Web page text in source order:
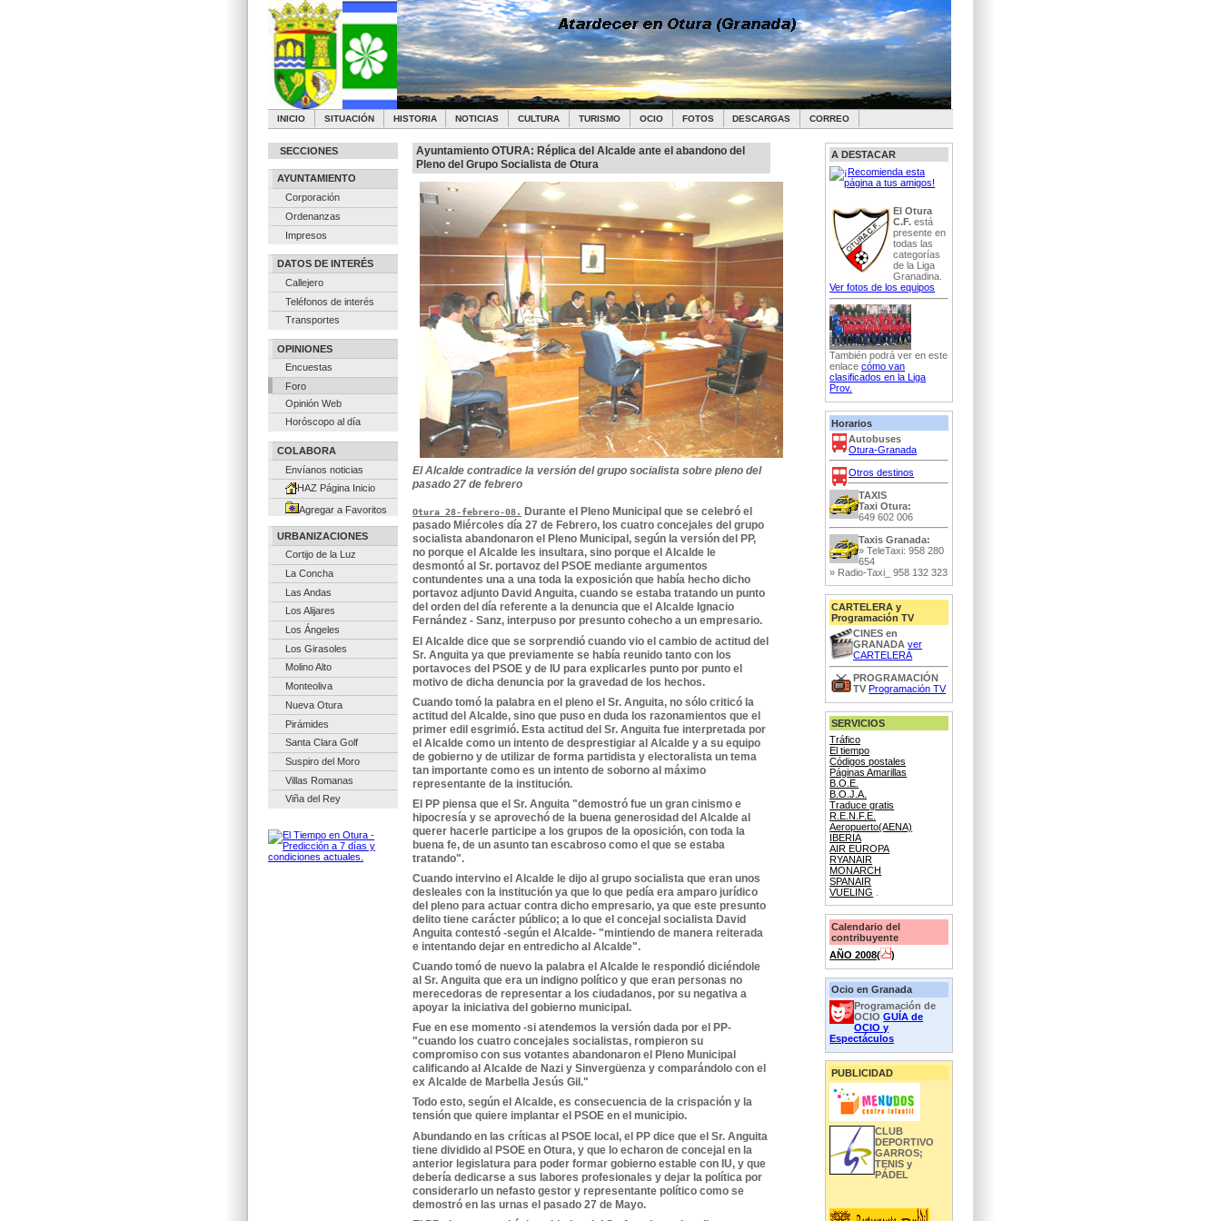
INICIO SITUACIÓN HISTORIA NOTICIAS CULTURA TURISMO OCIO FOTOS DESCARGAS CORREO
SECCIONES
AYUNTAMIENTO
Corporación
Ordenanzas
Impresos
DATOS DE INTERÉS
Callejero
Teléfonos de interés
Transportes
OPINIONES
Encuestas
Foro
Opinión Web
Horóscopo al día
COLABORA
Envíanos noticias
HAZ Página Inicio
Agregar a Favoritos
URBANIZACIONES
Cortijo de la Luz
La Concha
Las Andas
Los Alijares
Los Ángeles
Los Girasoles
Molino Alto
Monteoliva
Nueva Otura
Pirámides
Santa Clara Golf
Suspiro del Moro
Villas Romanas
Viña del Rey
A DESTACAR
El Otura
C.F. está
presente en
todas las
categorías
de la Liga
Granadina.
Ver fotos de los equipos
También podrá ver en este
enlacecómo van
clasificados en la Liga
Prov.
Horarios
Autobuses
Otura-Granada
Otros destinos
TAXIS
Taxi Otura:
649 602 006
Taxis Granada:
» TeleTaxi:958 280
654
» Radio-Taxi_958 132 323
CARTELERA y
Programación TV
CINES en
GRANADA ver
CARTELERA
PROGRAMACIÓN
TV Programación TV
SERVICIOS
Tráfico
El tiempo
Códigos postales
Páginas Amarillas
B.O.E.
B.O.J.A.
Traduce gratis
R.E.N.F.E.
Aeropuerto(AENA)
IBERIA
AIR EUROPA
RYANAIR
MONARCH
SPANAIR
VUELING
Calendario del
contribuyente
AÑO 2008(
)
Ocio en Granada
Programación de
OCIO GUÍA de
OCIO y
Espectáculos
PUBLICIDAD
CLUB
DEPORTIVO
GARROS;
TENIS y
PÁDEL
Ayuntamiento OTURA: Réplica del Alcalde ante el abandono del
Pleno del Grupo Socialista de Otura
El Alcalde contradice la versión del grupo socialista sobre pleno del
pasado 27 de febrero
Otura 28-febrero-08.
Durante el Pleno Municipal que se celebró el
pasado Miércoles día 27 de Febrero, los cuatro concejales del grupo
socialista abandonaron el Pleno Municipal, según la versión del PP,
no porque el Alcalde les insultara, sino porque el Alcalde le
desmontó al Sr. portavoz del PSOE mediante argumentos
contundentes una a una toda la exposición que había hecho dicho
portavoz adjunto David Anguita, cuando se estaba tratando un punto
del orden del día referente a la denuncia que el Alcalde Ignacio
Fernández - Sanz, interpuso por presunto cohecho a un empresario.
El Alcalde dice que se sorprendió cuando vio el cambio de actitud del
Sr. Anguita ya que previamente se había reunido tanto con los
portavoces del PSOE y de IU para explicarles punto por punto el
motivo de dicha denuncia por la gravedad de los hechos.
Cuando tomó la palabra en el pleno el Sr. Anguita, no sólo criticó la
actitud del Alcalde, sino que puso en duda los razonamientos que el
primer edil esgrimió. Esta actitud del Sr. Anguita fue interpretada por
el Alcalde como un intento de desprestigiar al Alcalde y a su equipo
de gobierno y de utilizar de forma partidista y electoralista un tema
tan importante como es un intento de soborno al máximo
representante de la institución.
El PP piensa que el Sr. Anguita "demostró fue un gran cinismo e
hipocresía y se aprovechó de la buena generosidad del Alcalde al
querer hacerle participe a los grupos de la oposición, con toda la
buena fe, de un asunto tan escabroso como el que se estaba
tratando".
Cuando intervino el Alcalde le dijo al grupo socialista que eran unos
desleales con la institución ya que lo que pedía era amparo jurídico
del pleno para actuar contra dicho empresario, ya que este presunto
delito tiene carácter público; a lo que el concejal socialista David
Anguita contestó -según el Alcalde- "mintiendo de manera reiterada
e intentando dejar en entredicho al Alcalde".
Cuando tomó de nuevo la palabra el Alcalde le respondió diciéndole
al Sr. Anguita que era un indigno político y que eran personas no
merecedoras de representar a los ciudadanos, por su negativa a
apoyar la iniciativa del gobierno municipal.
Fue en ese momento -si atendemos la versión dada por el PP-
"cuando los cuatro concejales socialistas, rompieron su
compromiso con sus votantes abandonaron el Pleno Municipal
calificando al Alcalde de Nazi y Sinvergüenza y comparándolo con el
ex Alcalde de Marbella Jesús Gil."
Todo esto, según el Alcalde, es consecuencia de la crispación y la
tensión que quiere implantar el PSOE en el municipio.
Abundando en las críticas al PSOE local, el PP dice que el Sr. Anguita
tiene dividido al PSOE en Otura, y que lo echaron de concejal en la
anterior legislatura para poder formar gobierno estable con IU, y que
debería dedicarse a sus labores profesionales y dejar la política por
considerarlo un nefasto gestor y representante político como se
demostró en las urnas el pasado 27 de Mayo.